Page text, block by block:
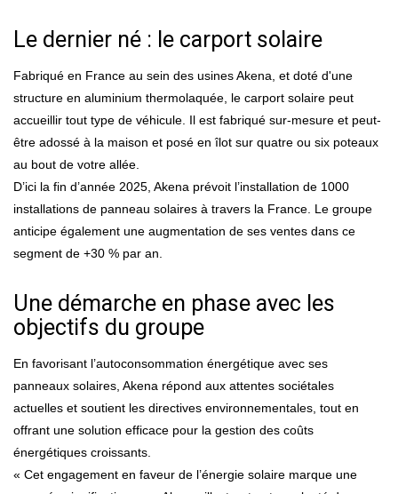
Le dernier né : le carport solaire
Fabriqué en France au sein des usines Akena, et doté d'une
structure en aluminium thermolaquée, le carport solaire peut
accueillir tout type de véhicule. Il est fabriqué sur-mesure et peut-
être adossé à la maison et posé en îlot sur quatre ou six poteaux
au bout de votre allée.
D’ici la fin d’année 2025, Akena prévoit l’installation de 1000
installations de panneau solaires à travers la France. Le groupe
anticipe également une augmentation de ses ventes dans ce
segment de +30 % par an.
Une démarche en phase avec les
objectifs du groupe
En favorisant l’autoconsommation énergétique avec ses
panneaux solaires, Akena répond aux attentes sociétales
actuelles et soutient les directives environnementales, tout en
offrant une solution efficace pour la gestion des coûts
énergétiques croissants.
« Cet engagement en faveur de l’énergie solaire marque une